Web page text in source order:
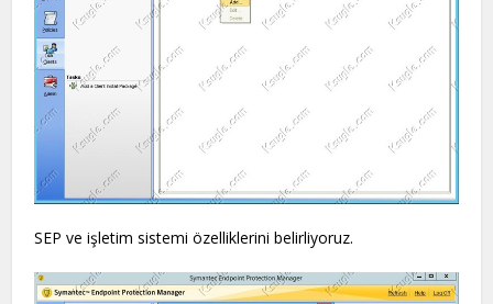
SEP ve işletim sistemi özelliklerini belirliyoruz.